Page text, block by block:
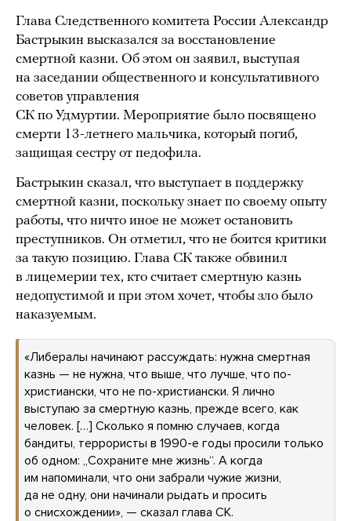
Глава Следственного комитета России Александр
Бастрыкин высказался за восстановление
смертной казни. Об этом он заявил, выступая
на заседании общественного и консультативного
советов управления
СК по Удмуртии. Мероприятие было посвящено
смерти 13-летнего мальчика, который погиб,
защищая сестру от педофила.
Бастрыкин сказал, что выступает в поддержку
смертной казни, поскольку знает по своему опыту
работы, что ничто иное не может остановить
преступников. Он отметил, что не боится критики
за такую позицию. Глава СК также обвинил
в лицемерии тех, кто считает смертную казнь
недопустимой и при этом хочет, чтобы зло было
наказуемым.
«Либералы начинают рассуждать: нужна смертная
казнь — не нужна, что выше, что лучше, что по-
христиански, что не по-христиански. Я лично
выступаю за смертную казнь, прежде всего, как
человек. […] Cколько я помню случаев, когда
бандиты, террористы в 1990-е годы просили только
об одном: „Сохраните мне жизнь“. А когда
им напоминали, что они забрали чужие жизни,
да не одну, они начинали рыдать и просить
о снисхождении», — сказал глава СК.